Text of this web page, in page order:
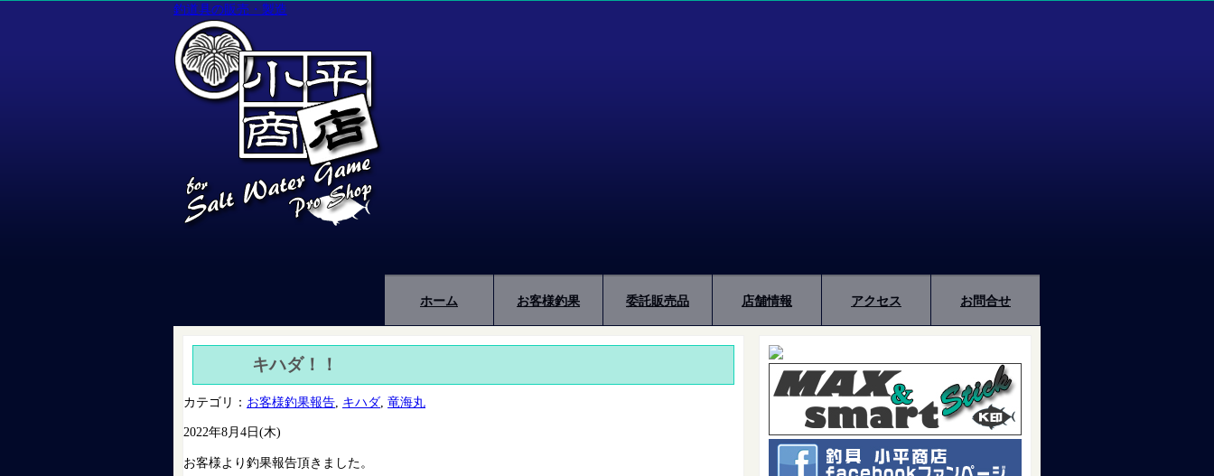
釣道具の販売・製造
ホーム お客様釣果 委託販売品 店舗情報 アクセス お問合せ
キハダ！！
カテゴリ： お客様釣果報告 キハダ 竜海丸
2022年8月4日(木)
お客様より釣果報告頂きました。